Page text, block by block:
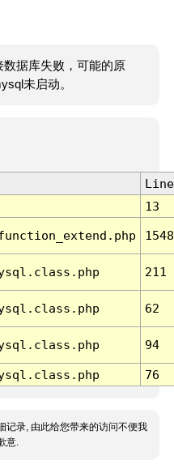
数据库失败，可能的原
未启动。
Line
13
1548
211
62
94
76
记录, 由此给您带来的访问不便我
意.